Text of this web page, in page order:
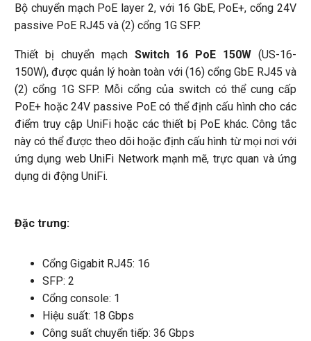
Bộ chuyển mạch PoE layer 2, với 16 GbE, PoE+, cổng 24V
passive PoE RJ45 và (2) cổng 1G SFP.
Thiết bị chuyển mạch Switch 16 PoE 150W (US-16-
150W), được quản lý hoàn toàn với (16) cổng GbE RJ45 và
(2) cổng 1G SFP. Mỗi cổng của switch có thể cung cấp
PoE+ hoặc 24V passive PoE có thể định cấu hình cho các
điểm truy cập UniFi hoặc các thiết bị PoE khác. Công tắc
này có thể được theo dõi hoặc định cấu hình từ mọi nơi với
ứng dụng web UniFi Network mạnh mẽ, trực quan và ứng
dụng di động UniFi.
Đặc trưng:
Cổng Gigabit RJ45: 16
SFP: 2
Cổng console: 1
Hiệu suất: 18 Gbps
Công suất chuyển tiếp: 36 Gbps